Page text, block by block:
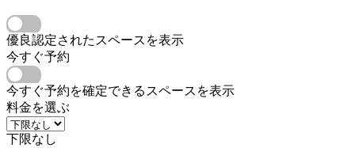
優良認定されたスペースを表示
今すぐ予約
今すぐ予約を確定できるスペースを表示
料金を選ぶ
下限なし